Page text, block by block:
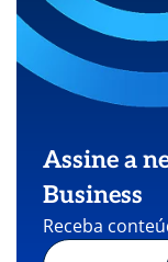
Assine a
Business
Receba